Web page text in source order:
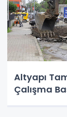
Altyapı
Çalışma